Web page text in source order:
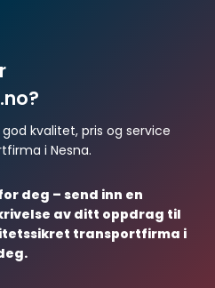
kvalitet, pris og service
i Nesna.
deg – send inn en
av ditt oppdrag til
transportfirma i